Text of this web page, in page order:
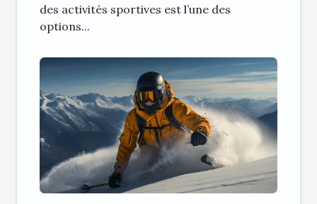
des activités sportives est l’une des
options...